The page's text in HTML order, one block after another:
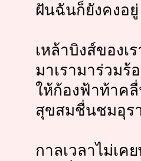
ฝันฉันก็ยังคงอยู่
เหล้าบิงส์ของเ
มาเรามาร่วมร้
ให้ก้องฟ้าท้าค
สุขสมชื่นชมอุร
กาลเวลาไม่เค